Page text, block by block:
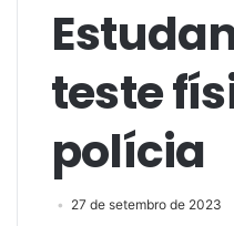
teste
polícia
27 de setembro de 2023